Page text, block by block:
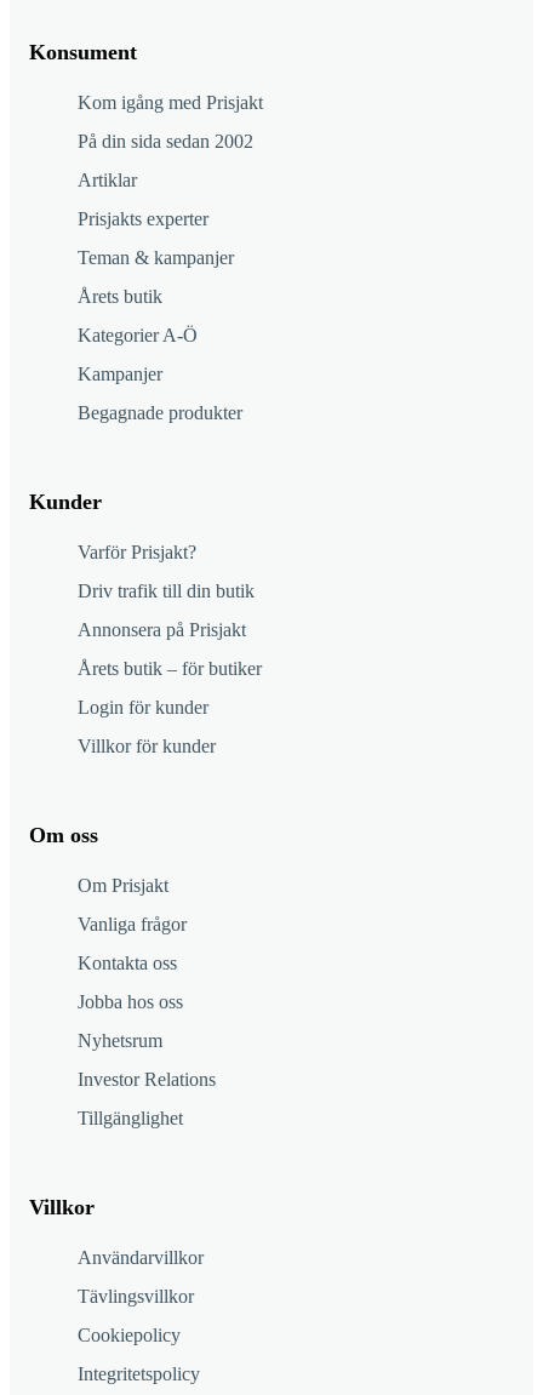
Konsument
Kom igång med Prisjakt
På din sida sedan 2002
Artiklar
Prisjakts experter
Teman & kampanjer
Årets butik
Kategorier A-Ö
Kampanjer
Begagnade produkter
Kunder
Varför Prisjakt?
Driv trafik till din butik
Annonsera på Prisjakt
Årets butik – för butiker
Login för kunder
Villkor för kunder
Om oss
Om Prisjakt
Vanliga frågor
Kontakta oss
Jobba hos oss
Nyhetsrum
Investor Relations
Tillgänglighet
Villkor
Användarvillkor
Tävlingsvillkor
Cookiepolicy
Integritetspolicy